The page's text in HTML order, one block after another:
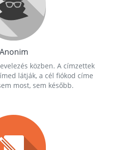
Anonim
közben. A címzettek
látják, a cél fiókod címe
most, sem később.